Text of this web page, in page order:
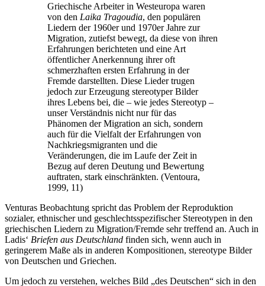
Griechische Arbeiter in Westeuropa waren
von den Laika Tragoudia, den populären
Liedern der 1960er und 1970er Jahre zur
Migration, zutiefst bewegt, da diese von ihren
Erfahrungen berichteten und eine Art
öffentlicher Anerkennung ihrer oft
schmerzhaften ersten Erfahrung in der
Fremde darstellten. Diese Lieder trugen
jedoch zur Erzeugung stereotyper Bilder
ihres Lebens bei, die – wie jedes Stereotyp –
unser Verständnis nicht nur für das
Phänomen der Migration an sich, sondern
auch für die Vielfalt der Erfahrungen von
Nachkriegsmigranten und die
Veränderungen, die im Laufe der Zeit in
Bezug auf deren Deutung und Bewertung
auftraten, stark einschränkten. (Ventoura,
1999, 11)
Venturas Beobachtung spricht das Problem der Reproduktion
sozialer, ethnischer und geschlechtsspezifischer Stereotypen in den
griechischen Liedern zu Migration/Fremde sehr treffend an. Auch in
Ladis‘ Briefen aus Deutschland finden sich, wenn auch in
geringerem Maße als in anderen Kompositionen, stereotype Bilder
von Deutschen und Griechen.
Um jedoch zu verstehen, welches Bild „des Deutschen“ sich in den